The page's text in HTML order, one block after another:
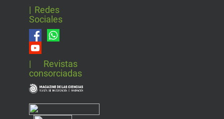
| Redes
Sociales
| Revistas
consorciadas